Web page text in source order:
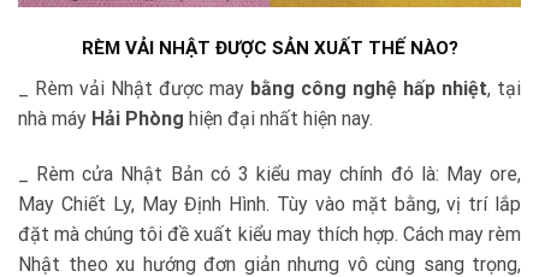
RÈM VẢI NHẬT ĐƯỢC SẢN XUẤT THẾ NÀO?
_ Rèm vải Nhật được may bằng công nghệ hấp nhiệt, tại
nhà máy Hải Phòng hiện đại nhất hiện nay.
_ Rèm cửa Nhật Bản có 3 kiểu may chính đó là: May ore,
May Chiết Ly, May Định Hình. Tùy vào mặt bằng, vị trí lắp
đặt mà chúng tôi đề xuất kiểu may thích hợp. Cách may rèm
Nhật theo xu hướng đơn giản nhưng vô cùng sang trọng,